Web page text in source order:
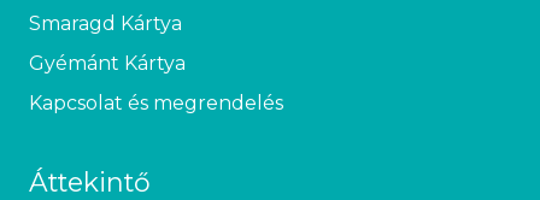
Smaragd Kártya
Gyémánt Kártya
Kapcsolat és megrendelés
Áttekintő